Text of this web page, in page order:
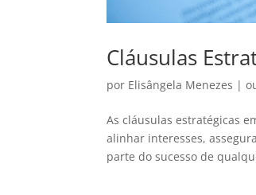
Cláusulas
por Elisângela Menezes |
As cláusulas estratégicas
alinhar interesses,
parte do sucesso de